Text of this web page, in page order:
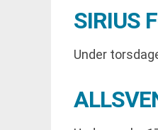
SIRIUS
Under